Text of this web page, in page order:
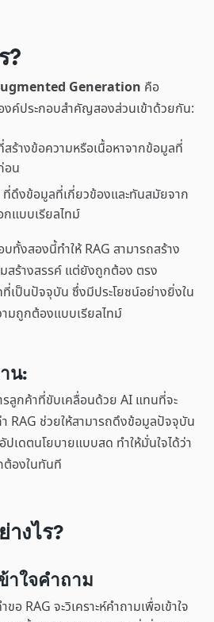
?
Generation คือ
งค์ประกอบสำคัญสองส่วนเข้าด้วยกัน:
สร้างข้อความหรือเนื้อหาจากข้อมูลที่
อน
ที่ดึงข้อมูลที่เกี่ยวข้องและทันสมัยจาก
แบบเรียลไทม์
ทั้งสองนี้ทำให้ RAG สามารถสร้าง
สร้างสรรค์ แต่ยังถูกต้อง ตรง
เป็นปัจจุบัน ซึ่งมีประโยชน์อย่างยิ่งใน
มถูกต้องแบบเรียลไทม์
น:
ลูกค้าที่ขับเคลื่อนด้วย AI แทนที่จะ
RAG ช่วยให้สามารถดึงข้อมูลปัจจุบัน
เดตนโยบายแบบสด ทำให้มั่นใจได้ว่า
ต้องในทันที
างไร?
าใจคำถาม
อ RAG จะวิเคราะห์คำถามเพื่อเข้าใจ